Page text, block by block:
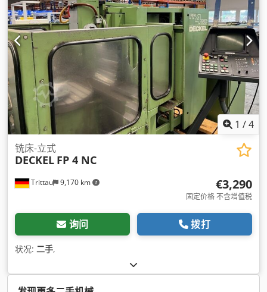
1 /4
Trittau 9,170 km
铣床-立式
DECKEL FP 4 NC
€3,290
固定价格 不含增值税
询问 拨打
状况: 二手,